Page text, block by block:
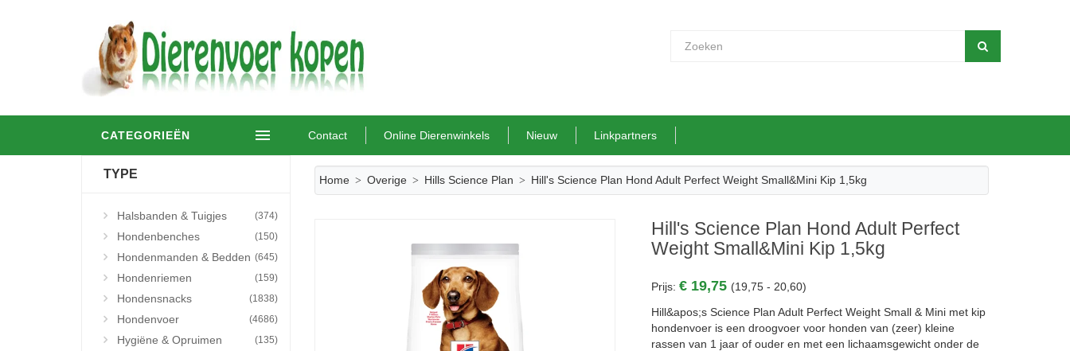
CATEGORIEËN Contact Online Dierenwinkels Nieuw Linkpartners
TYPE
Halsbanden & Tuigjes (374)
Hondenbenches (150)
Hondenmanden & Bedden (645)
Hondenriemen (159)
Hondensnacks (1838)
Hondenvoer (4686)
Hygiëne & Opruimen (135)
Home Overige Hills Science Plan Hill's Science Plan Hond Adult Perfect Weight Small&Mini Kip 1,5kg
Hill's Science Plan Hond Adult Perfect
Weight Small&Mini Kip 1,5kg
Prijs:€ 19,75 (19,75 - 20,60)
Hill&apos;s Science Plan Adult Perfect Weight Small & Mini met kip
hondenvoer is een droogvoer voor honden van (zeer) kleine
rassen van 1 jaar of ouder en met een lichaamsgewicht onder de